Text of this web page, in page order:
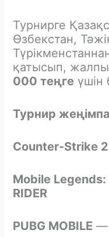
Турнирге
Өзбекстан,
қатысып,
000 теңге үшін
Турнир
Counter-Strike 2
Mobile Legends:
RIDER
PUBG MOBILE —